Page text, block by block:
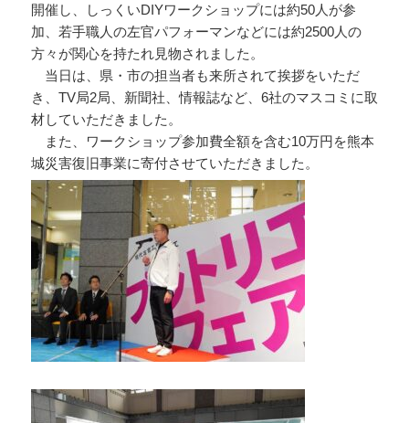
開催し、しっくいDIYワークショップには約50人が参
加、若手職人の左官パフォーマンなどには約2500人の
方々が関心を持たれ見物されました。
当日は、県・市の担当者も来所されて挨拶をいただ
き、TV局2局、新聞社、情報誌など、6社のマスコミに取
材していただきました。
また、ワークショップ参加費全額を含む10万円を熊本
城災害復旧事業に寄付させていただきました。